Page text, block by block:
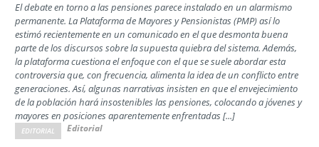
El debate en torno a las pensiones parece instalado en un alarmismo
permanente. La Plataforma de Mayores y Pensionistas (PMP) así lo
estimó recientemente en un comunicado en el que desmonta buena
parte de los discursos sobre la supuesta quiebra del sistema. Además,
la plataforma cuestiona el enfoque con el que se suele abordar esta
controversia que, con frecuencia, alimenta la idea de un conflicto entre
generaciones. Así, algunas narrativas insisten en que el envejecimiento
de la población hará insostenibles las pensiones, colocando a jóvenes y
mayores en posiciones aparentemente enfrentadas [...]
EDITORIAL Editorial